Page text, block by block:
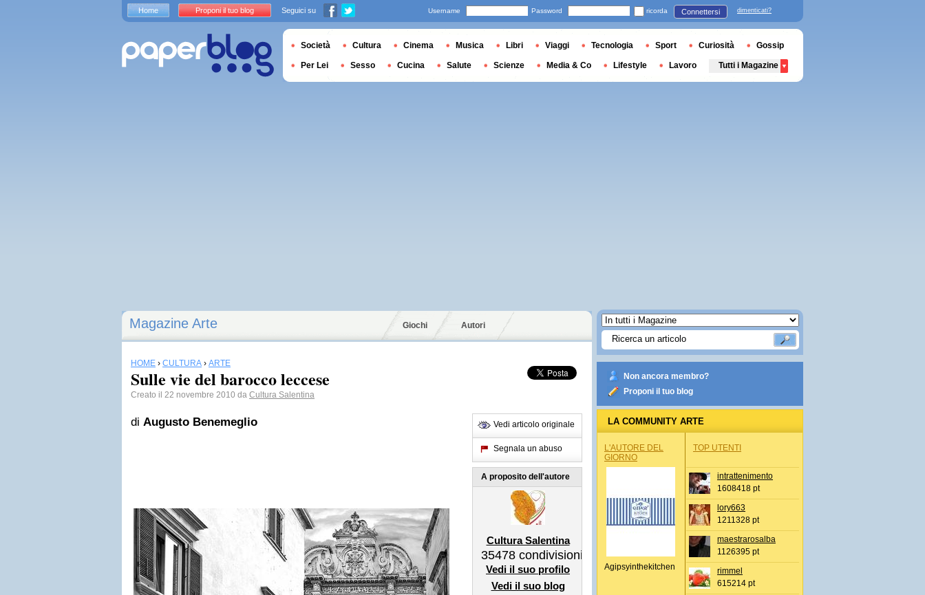
Magazine Arte Giochi Autori
HOME › CULTURA › ARTE
Sulle vie del barocco leccese
Creato il 22 novembre 2010 da Cultura Salentina
di Augusto Benemeglio Vedi articolo originale
Segnala un abuso
A proposito dell'autore
Cultura Salentina
35478 condivisioni
Vedi il suo profilo
Vedi il suo blog
Non ancora membro?
Proponi il tuo blog
LA COMMUNITY ARTE
L'AUTORE DEL
GIORNO
Agipsyinthekitchen
TOP UTENTI
intrattenimento
1608418 pt
lory663
1211328 pt
maestrarosalba
1126395 pt
rimmel
615214 pt
Home Proponi il tuo blog Seguici su Username Password ricorda Connettersi dimenticati?
Società Cultura Cinema Musica Libri Viaggi Tecnologia Sport Curiosità Gossip
Per Lei Sesso Cucina Salute Scienze Media & Co Lifestyle Lavoro Tutti i Magazine